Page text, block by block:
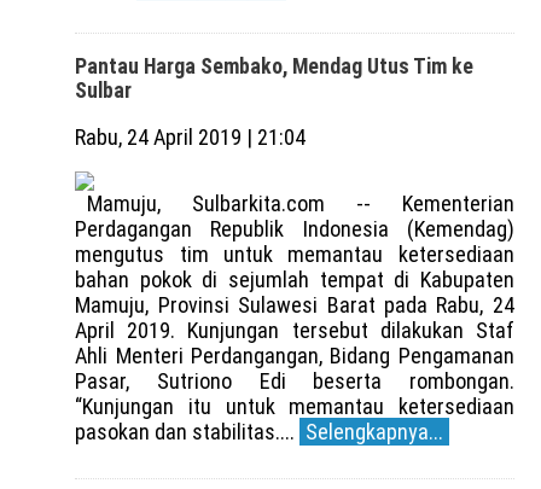
Pantau Harga Sembako, Mendag Utus Tim ke
Sulbar
Rabu, 24 April 2019 | 21:04
Mamuju, Sulbarkita.com -- Kementerian
Perdagangan Republik Indonesia (Kemendag)
mengutus tim untuk memantau ketersediaan
bahan pokok di sejumlah tempat di Kabupaten
Mamuju, Provinsi Sulawesi Barat pada Rabu, 24
April 2019. Kunjungan tersebut dilakukan Staf
Ahli Menteri Perdangangan, Bidang Pengamanan
Pasar, Sutriono Edi beserta rombongan.
“Kunjungan itu untuk memantau ketersediaan
pasokan dan stabilitas.... Selengkapnya...